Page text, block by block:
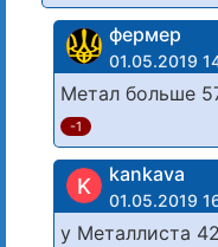
фермер
01.05.2019
Метал больше
-1
K kankava
01.05.2019
у Металлиста